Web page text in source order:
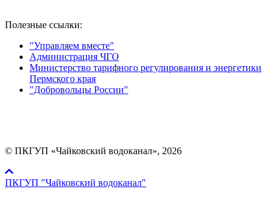
Полезные ссылки:
"Управляем вместе"
Администрация ЧГО
Министерство тарифного регулирования и энергетики
Пермского края
"Добровольцы России"
© ПКГУП «Чайковский водоканал», 2026
ПКГУП "Чайковский водоканал"